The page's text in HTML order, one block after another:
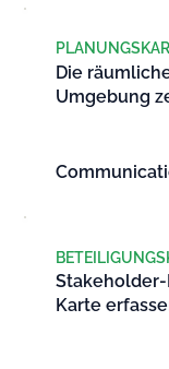
Die
Umgebung
Karte